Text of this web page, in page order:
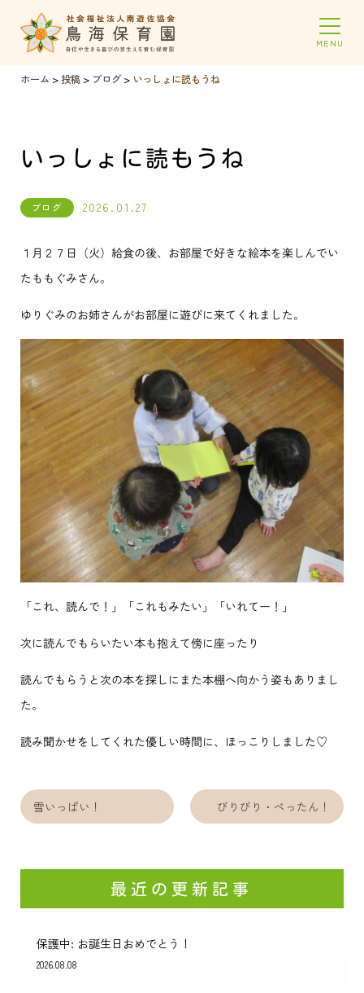
ホーム >投稿 > ブログ> いっしょに読もうね
いっしょに読もうね
ブログ 2026.01.27
１月２７日（火）給食の後、お部屋で好きな絵本を楽しんでい
たももぐみさん。
ゆりぐみのお姉さんがお部屋に遊びに来てくれました。
「これ、読んで！」「これもみたい」「いれてー！」
次に読んでもらいたい本も抱えて傍に座ったり
読んでもらうと次の本を探しにまた本棚へ向かう姿もありまし
た。
読み聞かせをしてくれた優しい時間に、ほっこりしました♡
雪いっぱい！ びりびり・ぺったん！
最近の更新記事
保護中: お誕生日おめでとう！
2026.08.08